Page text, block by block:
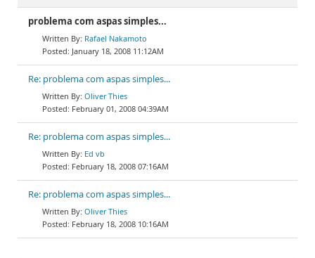
problema com aspas simples...
Rafael Nakamoto
January 18, 2008 11:12AM
Re: problema com aspas simples...
Oliver Thies
February 01, 2008 04:39AM
Re: problema com aspas simples...
Ed vb
February 18, 2008 07:16AM
Re: problema com aspas simples...
Oliver Thies
February 18, 2008 10:16AM